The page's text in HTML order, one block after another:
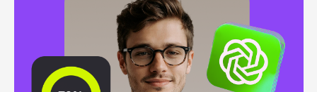
пользователей
нашей платформы
безграничны